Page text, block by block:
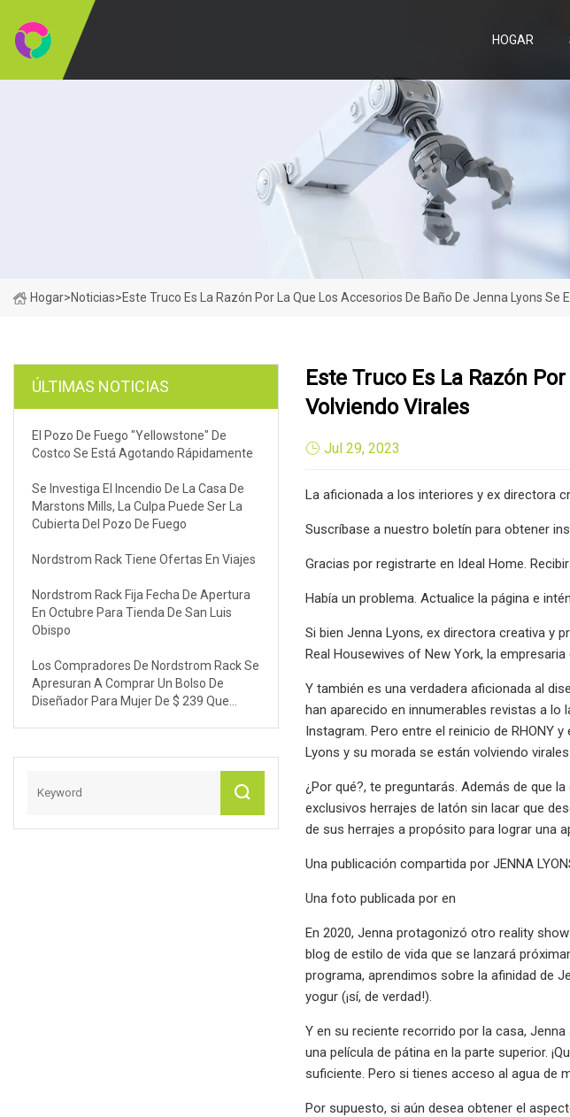
HOGAR
Hogar>Noticias>Este Truco Es La Razón Por La Que Los Accesorios De Baño De Jenna Lyons Se
ÚLTIMAS NOTICIAS
El Pozo De Fuego "Yellowstone" De
Costco Se Está Agotando Rápidamente
Se Investiga El Incendio De La Casa De
Marstons Mills, La Culpa Puede Ser La
Cubierta Del Pozo De Fuego
Nordstrom Rack Tiene Ofertas En Viajes
Nordstrom Rack Fija Fecha De Apertura
En Octubre Para Tienda De San Luis
Obispo
Los Compradores De Nordstrom Rack Se
Apresuran A Comprar Un Bolso De
Diseñador Para Mujer De $ 239 Que
Este Truco Es La Razón
Volviendo Virales
Jul 29, 2023
La aficionada a los interiores y ex directora
Suscríbase a nuestro boletín para obtener
Gracias por registrarte en Ideal Home.
Había un problema. Actualice la página e
Si bien Jenna Lyons, ex directora creativa y
Real Housewives of New York, la
Y también es una verdadera aficionada al
han aparecido en innumerables revistas a
Instagram. Pero entre el reinicio de RHONY
Lyons y su morada se están volviendo
¿Por qué?, te preguntarás. Además de que
exclusivos herrajes de latón sin lacar que
de sus herrajes a propósito para lograr una
Una publicación compartida por JENNA
Una foto publicada por en
En 2020, Jenna protagonizó otro reality
blog de estilo de vida que se lanzará
programa, aprendimos sobre la afinidad de
yogur (¡sí, de verdad!).
Y en su reciente recorrido por la casa,
una película de pátina en la parte superior.
suficiente. Pero si tienes acceso al agua de
Por supuesto, si aún desea obtener el